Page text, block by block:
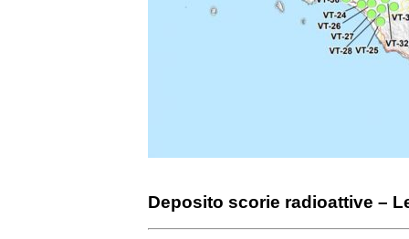
Deposito scorie radioattive –